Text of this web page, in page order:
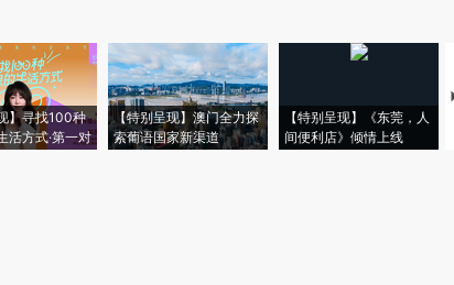
】寻找100种
活方式·第一对
【特别呈现】澳门全力探
索葡语国家新渠道
【特别呈现】《东莞，人
间便利店》倾情上线